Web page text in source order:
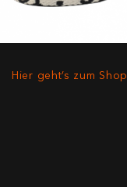
Hier geht’s zum Shop